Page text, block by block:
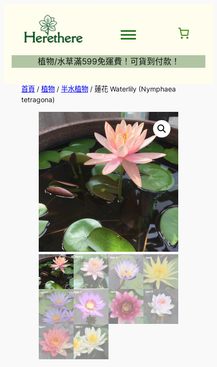
植物/水草滿599免運費！可貨到付款！
首頁/ 植物/ 半水植物/ 蓮花 Waterlily (Nymphaea
tetragona)